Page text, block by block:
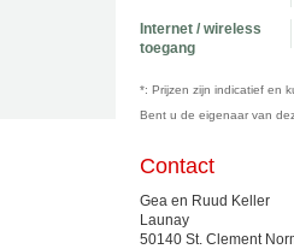
Internet / wireless
toegang
*: Prijzen zijn indicatief en
Bent u de eigenaar van
Contact
Gea en Ruud Keller
Launay
50140 St. Clement